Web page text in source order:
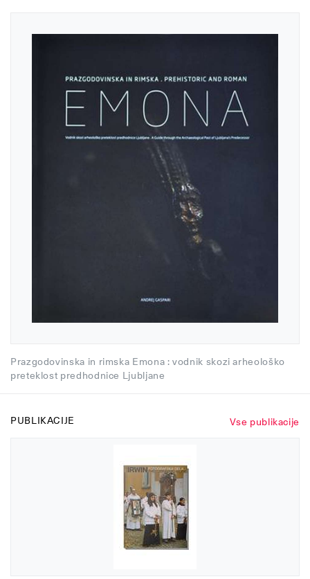
Prazgodovinska in rimska Emona : vodnik skozi arheološko
preteklost predhodnice Ljubljane
Vse publikacije
PUBLIKACIJE